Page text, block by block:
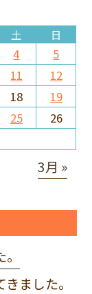
土 日
4
5
11
12
18
19
25
26
3月 »
ました。